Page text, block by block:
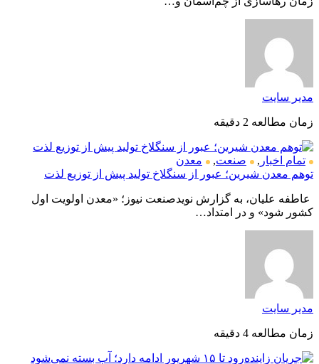
مدیر سایت
زمان مطالعه 2 دقیقه
تمام اخبار , صنعت,
معدن
توهم معدن شیرین؛ عبور از سنگلاخ تولید پیش از توزیع لذت
عاطفه علیان، به گزارش نویدصنعت نیوز؛ «معدن اولویت اول
کشور شود» و در امتداد…
مدیر سایت
زمان مطالعه 4 دقیقه